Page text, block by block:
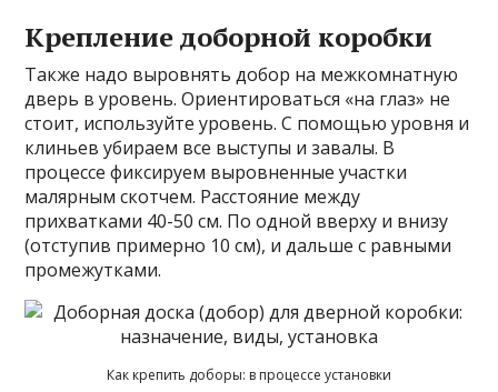
Крепление доборной коробки
Также надо выровнять добор на межкомнатную
дверь в уровень. Ориентироваться «на глаз» не
стоит, используйте уровень. С помощью уровня и
клиньев убираем все выступы и завалы. В
процессе фиксируем выровненные участки
малярным скотчем. Расстояние между
прихватками 40-50 см. По одной вверху и внизу
(отступив примерно 10 см), и дальше с равными
промежутками.
Как крепить доборы: в процессе установки